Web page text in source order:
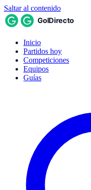
Saltar al contenido
Inicio
Partidos hoy
Competiciones
Equipos
Guías